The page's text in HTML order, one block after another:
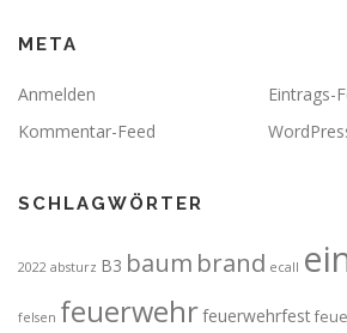
META
Anmelden
Eintrags-
Kommentar-Feed
SCHLAGWÖRTER
2022 absturz B3 baum brand ecall
felsen feuerwehrfeuerwehrfest